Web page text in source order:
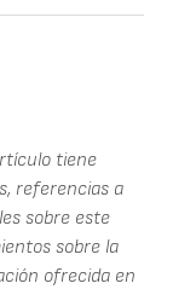
tiene
referencias a
sobre este
sobre la
ofrecida en